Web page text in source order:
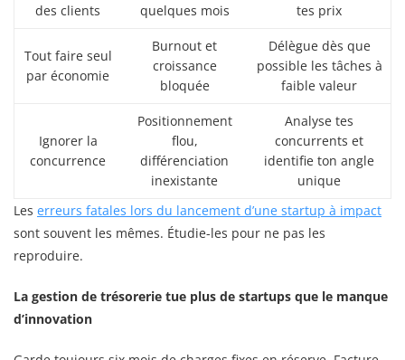
des clients
quelques mois
tes prix
Tout faire seul
par économie
Burnout et
croissance
bloquée
Délègue dès que
possible les tâches à
faible valeur
Ignorer la
concurrence
Positionnement
flou,
différenciation
inexistante
Analyse tes
concurrents et
identifie ton angle
unique
Les erreurs fatales lors du lancement d’une startup à impact
sont souvent les mêmes. Étudie-les pour ne pas les
reproduire.
La gestion de trésorerie tue plus de startups que le manque
d’innovation